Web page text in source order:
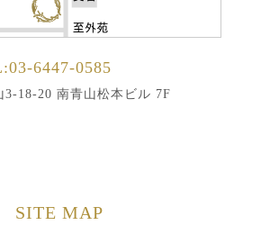
6447-0585
3-18-20 南青山松本ビル 7F
SITE MAP